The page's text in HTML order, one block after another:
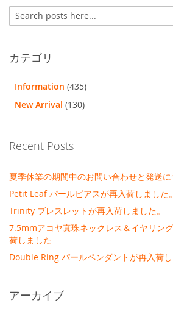
を
い
検
索
カテゴリ
Information (435)
New Arrival (130)
Recent Posts
夏季休業の期間中のお問い合わせと発送
Petit Leaf パールピアスが再入荷しました。
Trinity ブレスレットが再入荷しました。
7.5mmアコヤ真珠ネックレス＆イヤリン
荷しました
Double Ring パールペンダントが再入荷し
アーカイブ